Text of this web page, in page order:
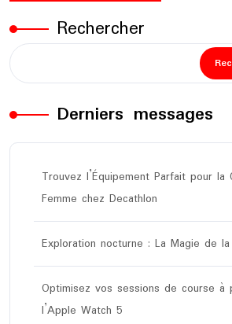
Rechercher
Derniers messages
Trouvez l’Équipement Parfait pour la
Femme chez Decathlon
Exploration nocturne : La Magie de
Optimisez vos sessions de course à
l’Apple Watch 5